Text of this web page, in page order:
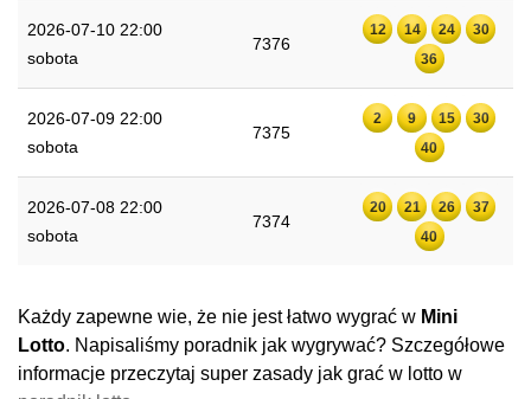
2026-07-10 22:00
sobota
7376
12 14 24
30
36
2026-07-09 22:00
sobota
7375
2 9 15
30
40
2026-07-08 22:00
sobota
7374
20 21 26
37
40
Każdy zapewne wie, że nie jest łatwo wygrać w Mini
Lotto. Napisaliśmy poradnik jak wygrywać? Szczegółowe
informacje przeczytaj super zasady jak grać w lotto w